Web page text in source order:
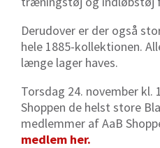
Derudover er der også
hele 1885-kollektionen.
længe lager haves.
Torsdag 24. november kl.
Shoppen de helst store
medlemmer af AaB
medlem her.